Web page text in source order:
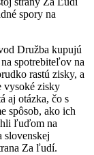
spory na
Družba kupujú
spotrebiteľov na
rastú zisky, a
vysoké zisky
aj otázka, čo s
spôsob, ako ich
ľuďom na
slovenskej
Za ľudí.